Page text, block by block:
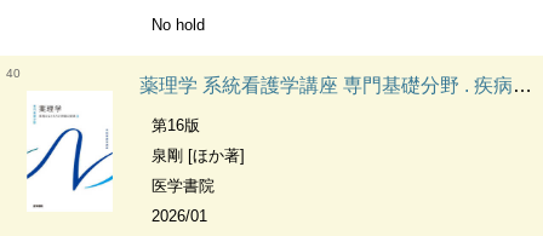
No hold
40
薬理学 系統看護学講座 専門基礎分野 . 疾病のなりたちと回復の促進
第16版
泉剛 [ほか著]
医学書院
2026/01